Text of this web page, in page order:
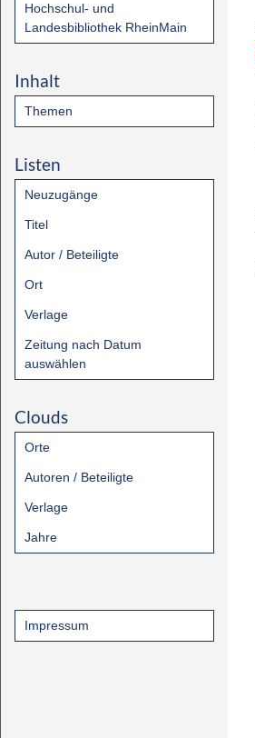
Hochschul- und
Landesbibliothek RheinMain
Inhalt
Themen
Listen
Neuzugänge
Titel
Autor / Beteiligte
Ort
Verlage
Zeitung nach Datum
auswählen
Clouds
Orte
Autoren / Beteiligte
Verlage
Jahre
Impressum